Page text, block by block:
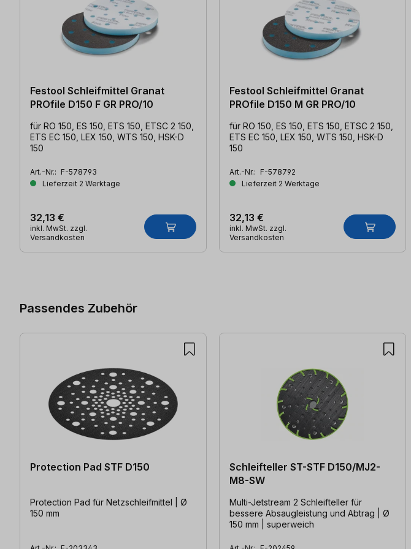
Festool Schleifmittel Granat
PROfile D150 F GR PRO/10
für RO 150, ES 150, ETS 150, ETSC 2 150,
ETS EC 150, LEX 150, WTS 150, HSK-D
150
Art.-Nr.: F-578793
Lieferzeit 2 Werktage
32,13 €
inkl. MwSt. zzgl.
Versandkosten
Festool Schleifmittel Granat
PROfile D150 M GR PRO/10
für RO 150, ES 150, ETS 150, ETSC 2 150,
ETS EC 150, LEX 150, WTS 150, HSK-D
150
Art.-Nr.: F-578792
Lieferzeit 2 Werktage
32,13 €
inkl. MwSt. zzgl.
Versandkosten
Passendes Zubehör
Protection Pad STF D150
Protection Pad für Netzschleifmittel | Ø
150 mm
Schleifteller ST-STF D150/MJ2-
M8-SW
Multi-Jetstream 2 Schleifteller für
bessere Absaugleistung und Abtrag | Ø
150 mm | superweich